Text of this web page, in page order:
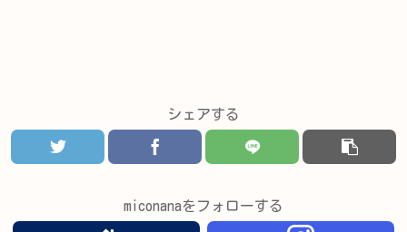
シェアする
miconanaをフォローする